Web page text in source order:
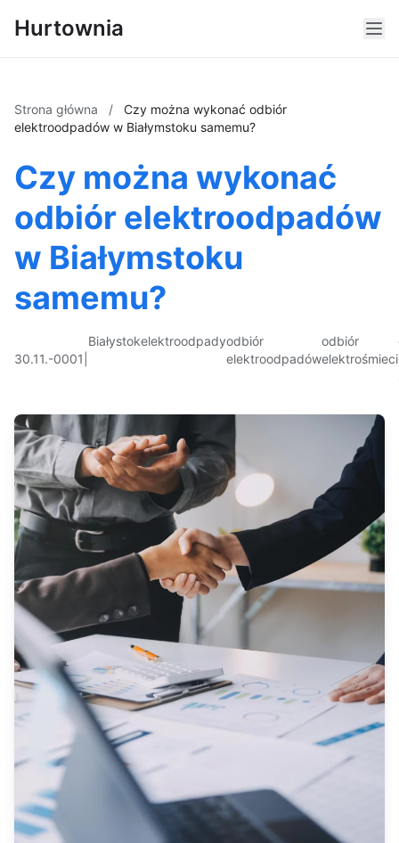
Hurtownia
Strona główna /
Czy można wykonać odbiór
elektroodpadów w Białymstoku samemu?
Czy można wykonać
odbiór elektroodpadów
w Białymstoku
samemu?
30.11.-0001
Białystokelektroodpadyodbiór
elektroodpadów
odbiór
elektrośmieci